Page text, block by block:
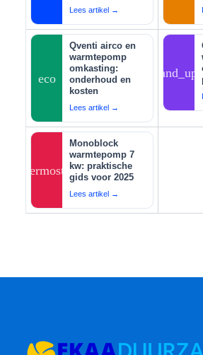
Lees artikel →
eco
Qventi airco en
warmtepomp
omkasting:
onderhoud en
kosten
Lees artikel →
thermostat
Monoblock
warmtepomp 7
kw: praktische
gids voor 2025
Lees artikel →